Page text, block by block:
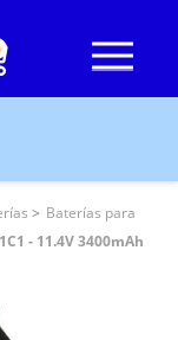
Baterías para
- 11.4V 3400mAh